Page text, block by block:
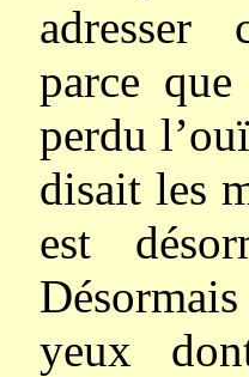
parce
perdu
disait les
est
yeux